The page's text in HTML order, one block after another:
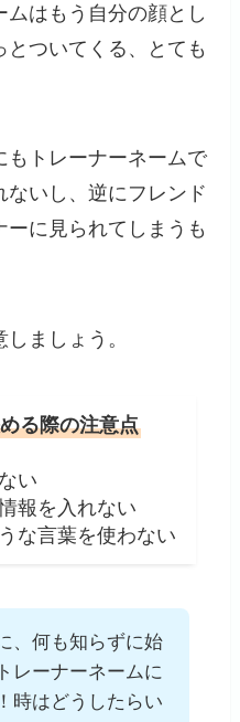
はもう自分の顔とし
ついてくる、とても
もトレーナーネームで
いし、逆にフレンド
に見られてしまうも
ましょう。
る際の注意点
い
報を入れない
言葉を使わない
、何も知らずに始
レーナーネームに
時はどうしたらい